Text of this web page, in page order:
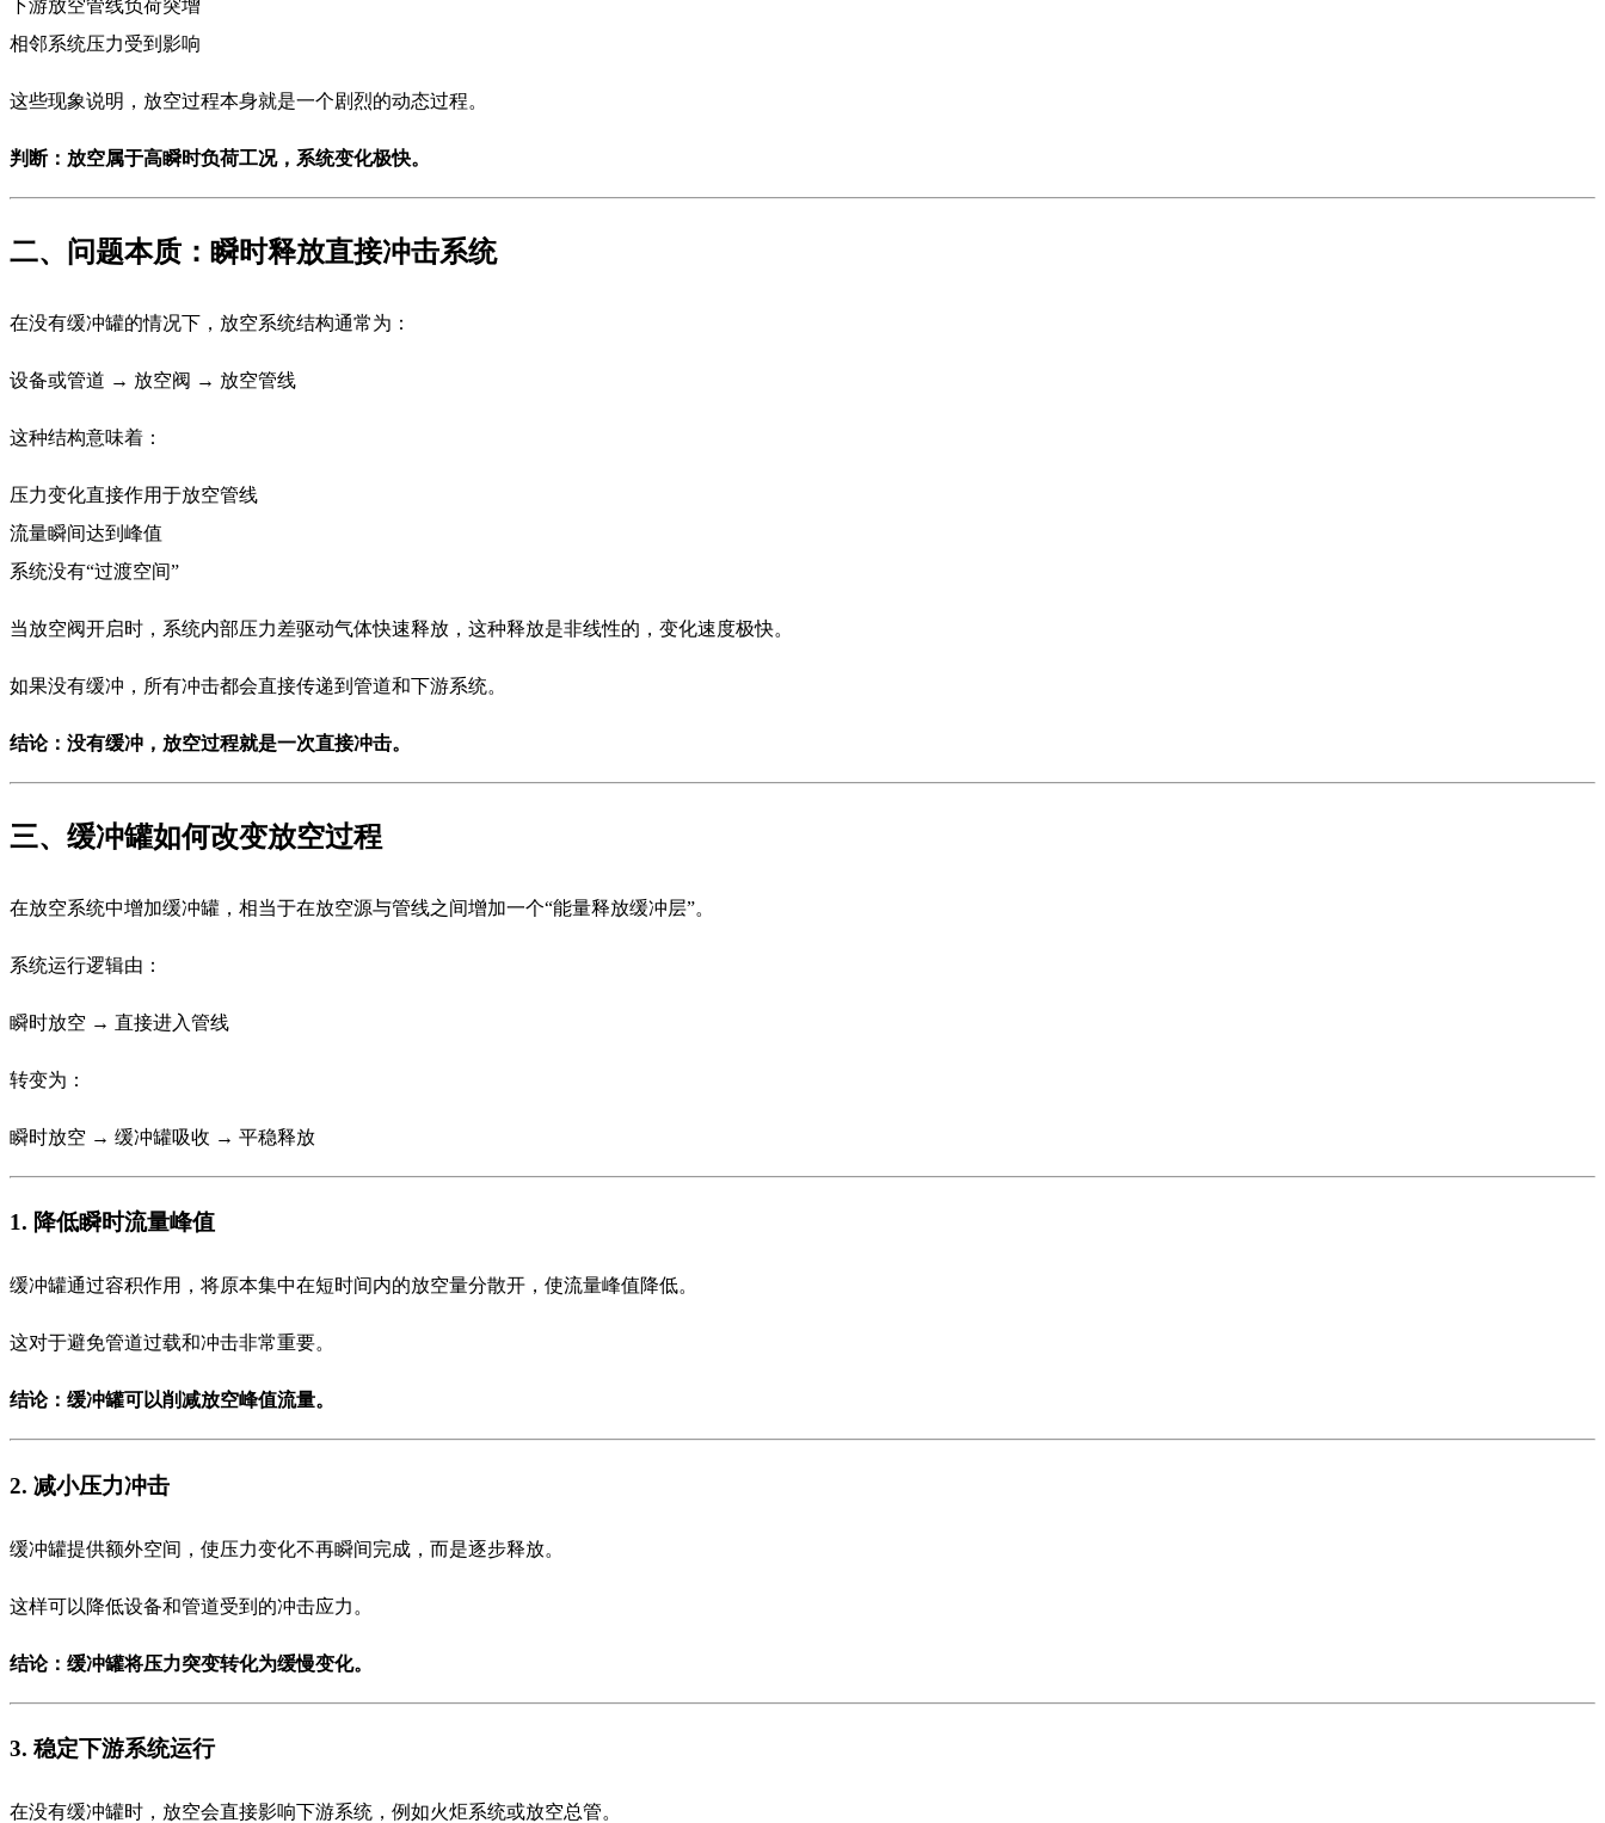
下游放空管线负荷突增
相邻系统压力受到影响
这些现象说明，放空过程本身就是一个剧烈的动态过程。
判断：放空属于高瞬时负荷工况，系统变化极快。
二、问题本质：瞬时释放直接冲击系统
在没有缓冲罐的情况下，放空系统结构通常为：
设备或管道 → 放空阀 → 放空管线
这种结构意味着：
压力变化直接作用于放空管线
流量瞬间达到峰值
系统没有“过渡空间”
当放空阀开启时，系统内部压力差驱动气体快速释放，这种释放是非线性的，变化速度极快。
如果没有缓冲，所有冲击都会直接传递到管道和下游系统。
结论：没有缓冲，放空过程就是一次直接冲击。
三、缓冲罐如何改变放空过程
在放空系统中增加缓冲罐，相当于在放空源与管线之间增加一个“能量释放缓冲层”。
系统运行逻辑由：
瞬时放空 → 直接进入管线
转变为：
瞬时放空 → 缓冲罐吸收 → 平稳释放
1. 降低瞬时流量峰值
缓冲罐通过容积作用，将原本集中在短时间内的放空量分散开，使流量峰值降低。
这对于避免管道过载和冲击非常重要。
结论：缓冲罐可以削减放空峰值流量。
2. 减小压力冲击
缓冲罐提供额外空间，使压力变化不再瞬间完成，而是逐步释放。
这样可以降低设备和管道受到的冲击应力。
结论：缓冲罐将压力突变转化为缓慢变化。
3. 稳定下游系统运行
在没有缓冲罐时，放空会直接影响下游系统，例如火炬系统或放空总管。